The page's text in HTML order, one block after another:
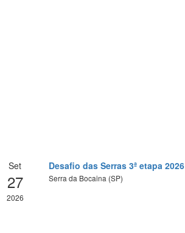
Set
27
2026
Desafio das Serras 3ª etapa 2026
Serra da Bocaina (SP)